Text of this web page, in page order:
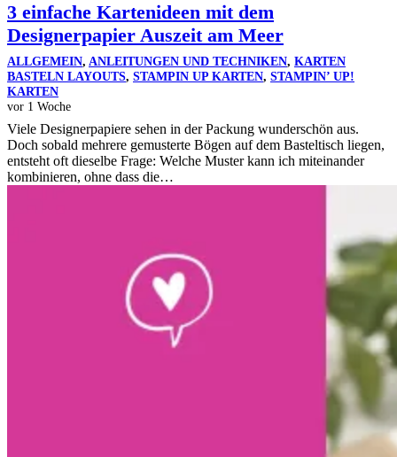
3 einfache Kartenideen mit dem
Designerpapier Auszeit am Meer
ALLGEMEIN, ANLEITUNGEN UND TECHNIKEN, KARTEN
BASTELN LAYOUTS, STAMPIN UP KARTEN, STAMPIN’ UP!
KARTEN
vor 1 Woche
Viele Designerpapiere sehen in der Packung wunderschön aus.
Doch sobald mehrere gemusterte Bögen auf dem Basteltisch liegen,
entsteht oft dieselbe Frage: Welche Muster kann ich miteinander
kombinieren, ohne dass die…